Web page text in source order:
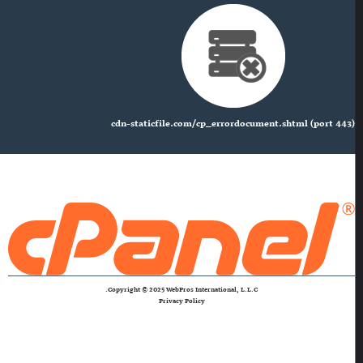
cdn-staticfile.com/cp_errordocument.shtml (port 443)
Copyright © 2025 WebPros International, L.L.C.
Privacy Policy